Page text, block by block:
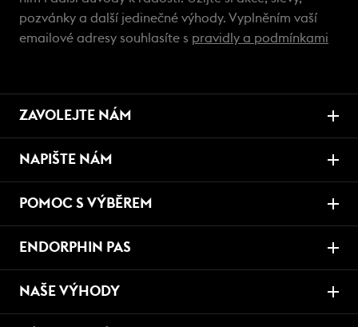
pozvánky a další jedinečné výhody. Vyplněním vaší
emailové adresy souhlasíte s pravidly a podmínkami
ZAVOLEJTE NÁM
NAPIŠTE NÁM
POMOC S VÝBĚREM
ENDORPHIN PAS
NAŠE VÝHODY